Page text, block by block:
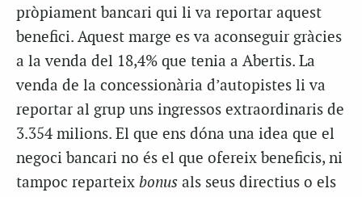
pròpiament bancari qui li va reportar aquest
benefici. Aquest marge es va aconseguir gràcies
a la venda del 18,4% que tenia a Abertis. La
venda de la concessionària d’autopistes li va
reportar al grup uns ingressos extraordinaris de
3.354 milions. El que ens dóna una idea que el
negoci bancari no és el que ofereix beneficis, ni
tampoc reparteix bonus als seus directius o els